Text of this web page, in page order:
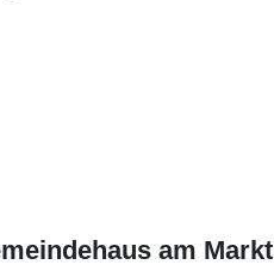
am Markt